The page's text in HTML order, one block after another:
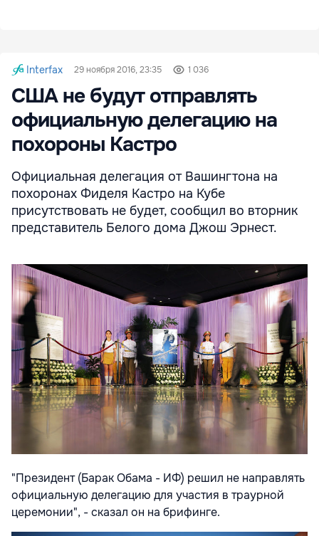
Interfax 29 ноября 2016, 23:35 1 036
США не будут отправлять
официальную делегацию на
похороны Кастро
Официальная делегация от Вашингтона на
похоронах Фиделя Кастро на Кубе
присутствовать не будет, сообщил во вторник
представитель Белого дома Джош Эрнест.
"Президент (Барак Обама - ИФ) решил не направлять
официальную делегацию для участия в траурной
церемонии", - сказал он на брифинге.